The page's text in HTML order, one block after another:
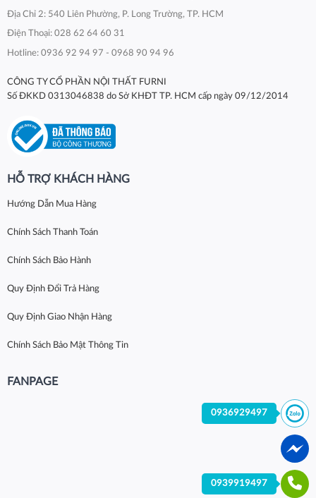
Địa Chỉ 2: 540 Liên Phường, P. Long Trường, TP. HCM
Điện Thoại: 028 62 64 60 31
Hotline: 0936 92 94 97 - 0968 90 94 96
CÔNG TY CỔ PHẦN NỘI THẤT FURNI
Số ĐKKD 0313046838 do Sở KHĐT TP. HCM cấp ngày 09/12/2014
HỖ TRỢ KHÁCH HÀNG
Hướng Dẫn Mua Hàng
Chính Sách Thanh Toán
Chính Sách Bảo Hành
Quy Định Đổi Trả Hàng
Quy Định Giao Nhận Hàng
Chính Sách Bảo Mật Thông Tin
FANPAGE
0936929497
0939919497